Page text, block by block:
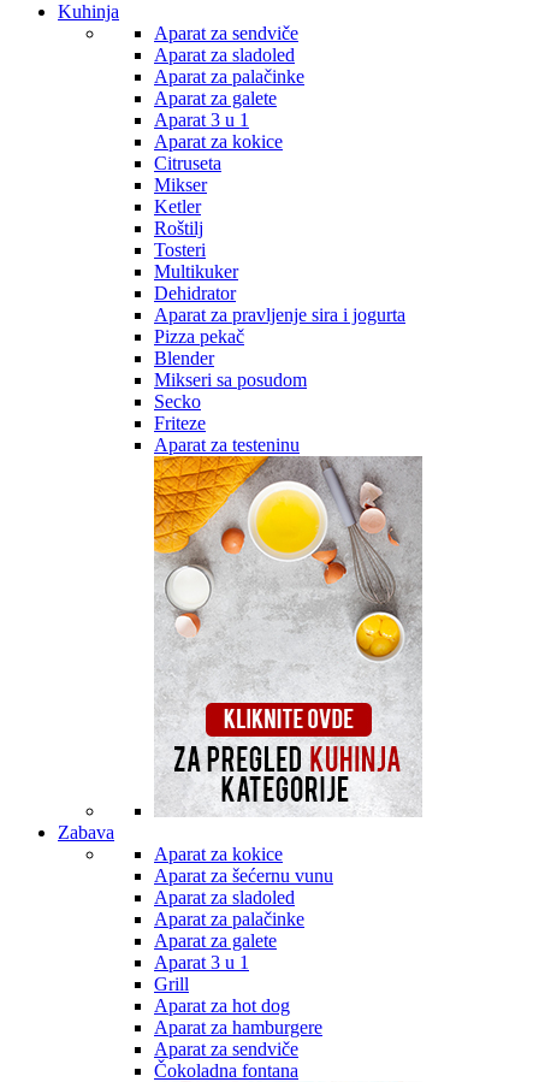
Kuhinja
Aparat za sendviče
Aparat za sladoled
Aparat za palačinke
Aparat za galete
Aparat 3 u 1
Aparat za kokice
Citruseta
Mikser
Ketler
Roštilj
Tosteri
Multikuker
Dehidrator
Aparat za pravljenje sira i jogurta
Pizza pekač
Blender
Mikseri sa posudom
Secko
Friteze
Aparat za testeninu
Zabava
Aparat za kokice
Aparat za šećernu vunu
Aparat za sladoled
Aparat za palačinke
Aparat za galete
Aparat 3 u 1
Grill
Aparat za hot dog
Aparat za hamburgere
Aparat za sendviče
Čokoladna fontana